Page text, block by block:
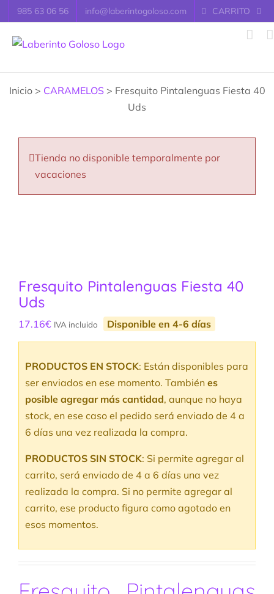
Saltar
al
contenido
985 63 06 56 info@laberintogoloso.com CARRITO
Inicio > CARAMELOS> Fresquito Pintalenguas Fiesta 40
Uds
Tienda no disponible temporalmente por
vacaciones
Fresquito Pintalenguas Fiesta 40
Uds
17.16€ IVA incluido Disponible en 4-6 días
PRODUCTOS EN STOCK: Están disponibles para
ser enviados en ese momento. También es
posible agregar más cantidad, aunque no haya
stock, en ese caso el pedido será enviado de 4 a
6 días una vez realizada la compra.
PRODUCTOS SIN STOCK: Si permite agregar al
carrito, será enviado de 4 a 6 días una vez
realizada la compra. Si no permite agregar al
carrito, ese producto figura como agotado en
esos momentos.